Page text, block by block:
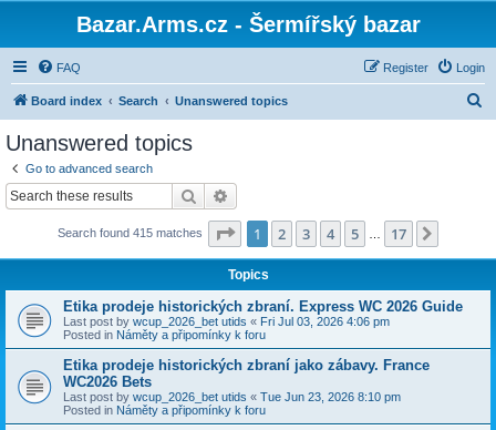
Bazar.Arms.cz - Šermířský bazar
FAQ Login
Register
Board index Search Unanswered topics
Unanswered topics
Go to advanced search
Search
Search found 415 matches Page 1of 17
1 2 3 4 5 17
Topics
Etika prodeje historických zbraní. Express WC 2026 Guide
Last post by wcup_2026_bet utids « Fri Jul 03, 2026 4:06 pm
Posted in Náměty a připomínky k foru
Etika prodeje historických zbraní jako zábavy. France
WC2026 Bets
Last post by wcup_2026_bet utids « Tue Jun 23, 2026 8:10 pm
Posted in Náměty a připomínky k foru